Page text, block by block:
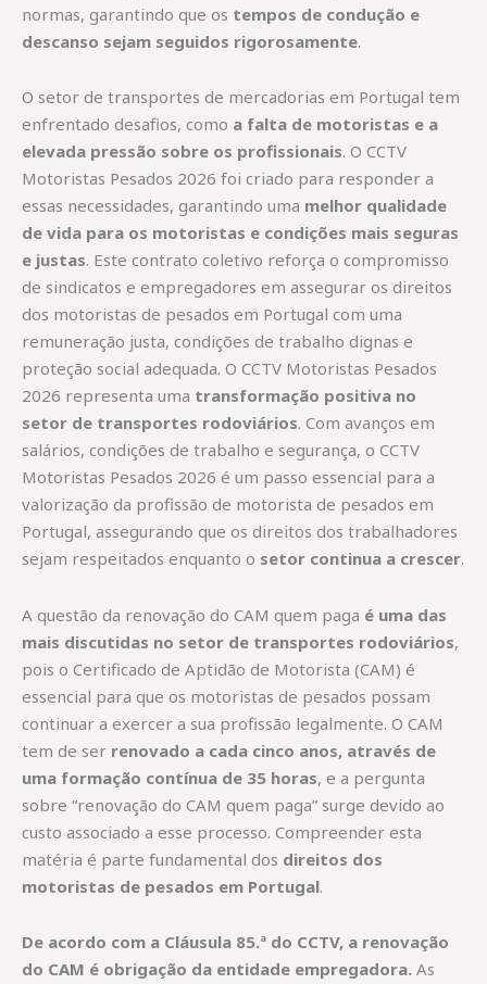
normas, garantindo que os tempos de condução e
descanso sejam seguidos rigorosamente.
O setor de transportes de mercadorias em Portugal tem
enfrentado desafios, como a falta de motoristas e a
elevada pressão sobre os profissionais. O CCTV
Motoristas Pesados 2026 foi criado para responder a
essas necessidades, garantindo uma melhor qualidade
de vida para os motoristas e condições mais seguras
e justas. Este contrato coletivo reforça o compromisso
de sindicatos e empregadores em assegurar os direitos
dos motoristas de pesados em Portugal com uma
remuneração justa, condições de trabalho dignas e
proteção social adequada. O CCTV Motoristas Pesados
2026 representa uma transformação positiva no
setor de transportes rodoviários. Com avanços em
salários, condições de trabalho e segurança, o CCTV
Motoristas Pesados 2026 é um passo essencial para a
valorização da profissão de motorista de pesados em
Portugal, assegurando que os direitos dos trabalhadores
sejam respeitados enquanto o setor continua a crescer.
A questão da renovação do CAM quem paga é uma das
mais discutidas no setor de transportes rodoviários,
pois o Certificado de Aptidão de Motorista (CAM) é
essencial para que os motoristas de pesados possam
continuar a exercer a sua profissão legalmente. O CAM
tem de ser renovado a cada cinco anos, através de
uma formação contínua de 35 horas, e a pergunta
sobre “renovação do CAM quem paga” surge devido ao
custo associado a esse processo. Compreender esta
matéria é parte fundamental dos direitos dos
motoristas de pesados em Portugal.
De acordo com a Cláusula 85.ª do CCTV, a renovação
do CAM é obrigação da entidade empregadora. As